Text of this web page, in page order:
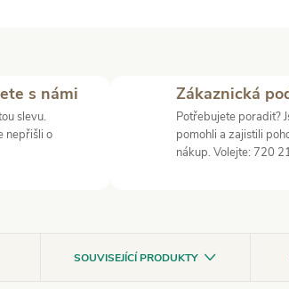
s námi
slevu.
nepřišli o
Zákaznická
Potřebujete poradit?
pomohli a zajistili
nákup. Volejte: 720
SOUVISEJÍCÍ PRODUKTY